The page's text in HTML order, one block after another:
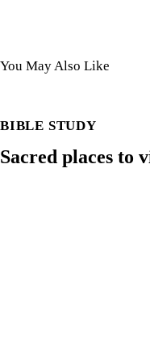
You May Also Like
BIBLE STUDY
Sacred places to